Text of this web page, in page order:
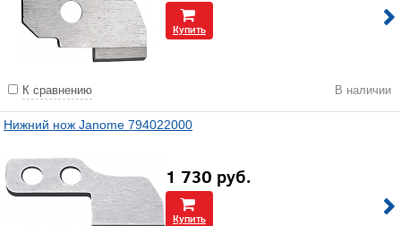
Купить
К сравнению В наличии
Нижний нож Janome 794022000
1 730 руб.
Купить